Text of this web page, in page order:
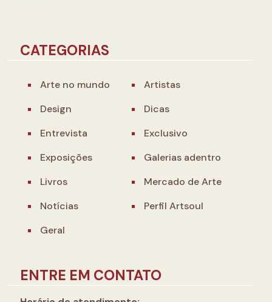
CATEGORIAS
Arte no mundo
Artistas
Design
Dicas
Entrevista
Exclusivo
Exposições
Galerias adentro
Livros
Mercado de Arte
Notícias
Perfil Artsoul
Geral
ENTRE EM CONTATO